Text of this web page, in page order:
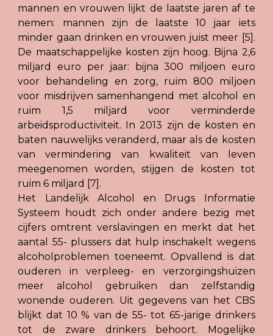
mannen en vrouwen lijkt de laatste jaren af te
nemen: mannen zijn de laatste 10 jaar iets
minder gaan drinken en vrouwen juist meer [5].
De maatschappelijke kosten zijn hoog. Bijna 2,6
miljard euro per jaar: bijna 300 miljoen euro
voor behandeling en zorg, ruim 800 miljoen
voor misdrijven samenhangend met alcohol en
ruim 1,5 miljard voor verminderde
arbeidsproductiviteit. In 2013 zijn de kosten en
baten nauwelijks veranderd, maar als de kosten
van vermindering van kwaliteit van leven
meegenomen worden, stijgen de kosten tot
ruim 6 miljard [7].
Het Landelijk Alcohol en Drugs Informatie
Systeem houdt zich onder andere bezig met
cijfers omtrent verslavingen en merkt dat het
aantal 55- plussers dat hulp inschakelt wegens
alcoholproblemen toeneemt. Opvallend is dat
ouderen in verpleeg- en verzorgingshuizen
meer alcohol gebruiken dan zelfstandig
wonende ouderen. Uit gegevens van het CBS
blijkt dat 10 % van de 55- tot 65-jarige drinkers
tot de zware drinkers behoort. Mogelijke